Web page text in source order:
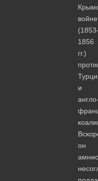
войне
1856
гг.)
и
он